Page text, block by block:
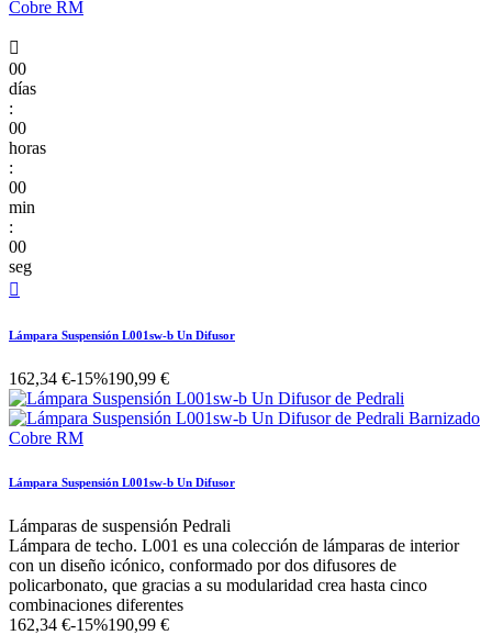

00
días
:
00
horas
:
00
min
:
00
seg

Lámpara Suspensión L001sw-b Un Difusor
162,34 €-15%190,99 €
Lámpara Suspensión L001sw-b Un Difusor
Lámparas de suspensión Pedrali
Lámpara de techo. L001 es una colección de lámparas de interior
con un diseño icónico, conformado por dos difusores de
policarbonato, que gracias a su modularidad crea hasta cinco
combinaciones diferentes
162,34 €-15%190,99 €